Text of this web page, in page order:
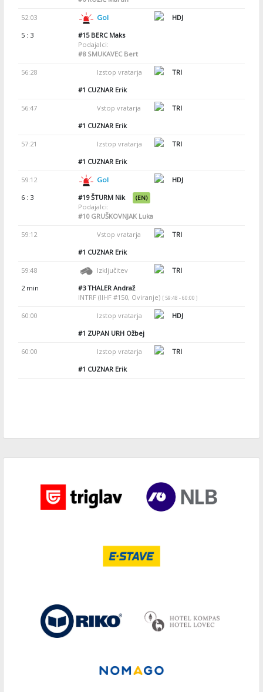
52:03 Gol
HDJ
5 : 3
#15BERC Maks
Podajalci:
#8SMUKAVEC Bert
56:28 Izstop vratarja
TRI
#1 CUZNAR Erik
56:47 Vstop vratarja
TRI
#1 CUZNAR Erik
57:21 Izstop vratarja
TRI
#1 CUZNAR Erik
59:12 Gol
HDJ
6 : 3
#19ŠTURM Nik (EN)
Podajalci:
#10GRUŠKOVNJAK Luka
59:12 Vstop vratarja
TRI
#1 CUZNAR Erik
59:48 Izključitev
TRI
2 min
#3THALER Andraž
INTRF (IIHF #150, Oviranje) [ 59:48 - 60:00 ]
60:00 Izstop vratarja
HDJ
#1 ZUPAN URH Ožbej
60:00 Izstop vratarja
TRI
#1 CUZNAR Erik